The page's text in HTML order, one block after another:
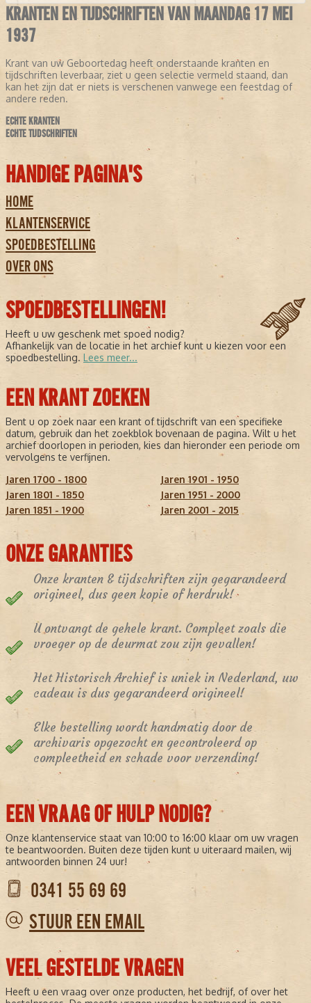
KRANTEN EN TIJDSCHRIFTEN VAN MAANDAG 17 MEI
1937
Krant van uw Geboortedag heeft onderstaande kranten en
tijdschriften leverbaar, ziet u geen selectie vermeld staand, dan
kan het zijn dat er niets is verschenen vanwege een feestdag of
andere reden.
ECHTE KRANTEN
ECHTE TIJDSCHRIFTEN
HANDIGE PAGINA'S
HOME
KLANTENSERVICE
SPOEDBESTELLING
OVER ONS
SPOEDBESTELLINGEN!
Heeft u uw geschenk met spoed nodig?
Afhankelijk van de locatie in het archief kunt u kiezen voor een
spoedbestelling. Lees meer...
EEN KRANT ZOEKEN
Bent u op zoek naar een krant of tijdschrift van een specifieke
datum, gebruik dan het zoekblok bovenaan de pagina. Wilt u het
archief doorlopen in perioden, kies dan hieronder een periode om
vervolgens te verfijnen.
Jaren 1700 - 1800
Jaren 1801 - 1850
Jaren 1851 - 1900
Jaren 1901 - 1950
Jaren 1951 - 2000
Jaren 2001 - 2015
ONZE GARANTIES
Onze kranten & tijdschriften zijn gegarandeerd
origineel, dus geen kopie of herdruk!
U ontvangt de gehele krant. Compleet zoals die
vroeger op de deurmat zou zijn gevallen!
Het Historisch Archief is uniek in Nederland, uw
cadeau is dus gegarandeerd origineel!
Elke bestelling wordt handmatig door de
archivaris opgezocht en gecontroleerd op
compleetheid en schade voor verzending!
EEN VRAAG OF HULP NODIG?
Onze klantenservice staat van 10:00 to 16:00 klaar om uw vragen
te beantwoorden. Buiten deze tijden kunt u uiteraard mailen, wij
antwoorden binnen 24 uur!
0341 55 69 69
STUUR EEN EMAIL
VEEL GESTELDE VRAGEN
Heeft u een vraag over onze producten, het bedrijf, of over het